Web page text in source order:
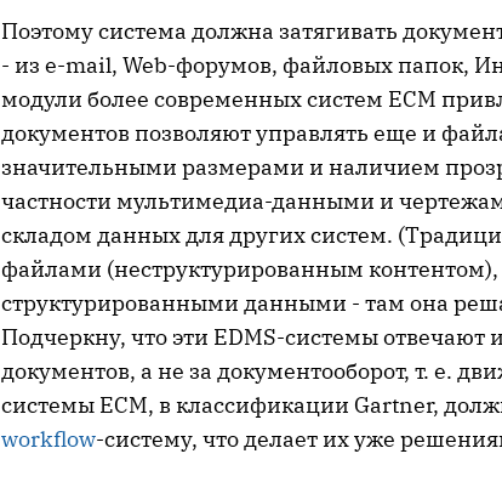
Поэтому система должна затягивать
- из е-mail, Web-форумов, файловых папок,
модули более современных систем ECM
документов позволяют управлять еще и
значительными размерами и наличием
частности мультимедиа-данными и
складом данных для других систем.
файлами (неструктурированным контентом),
структурированными данными - там она
Подчеркну, что эти EDMS-системы
документов, а не за документооборот, т. е.
системы ECM, в классификации Gartner,
workflow-систему, что делает их уже